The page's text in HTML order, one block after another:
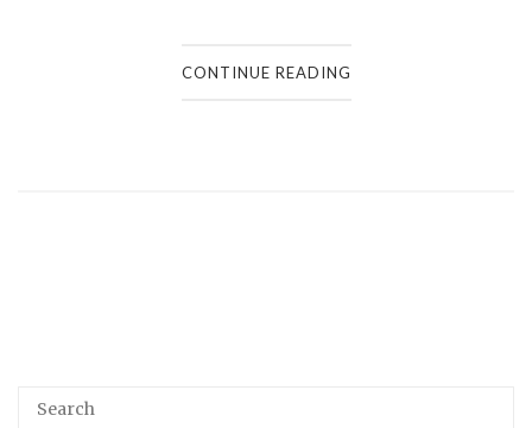
CONTINUE READING
Search